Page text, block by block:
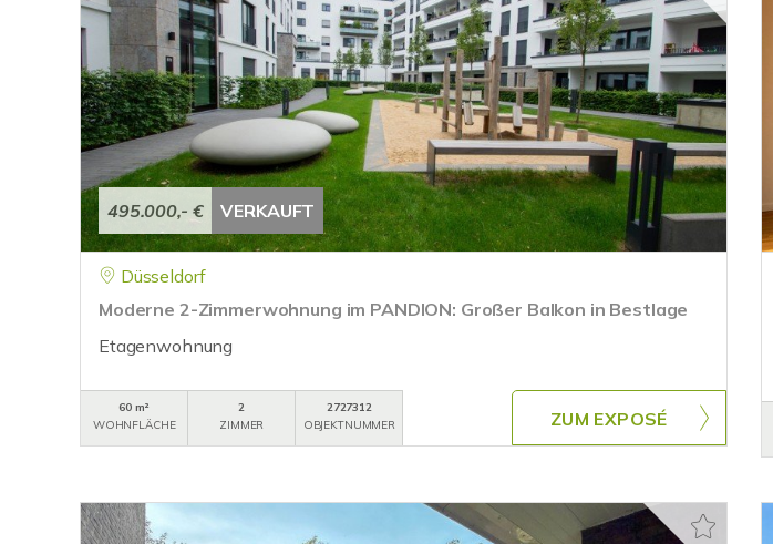
495.000,- € VERKAUFT
Düsseldorf
Moderne 2-Zimmerwohnung im PANDION: Großer Balkon in Bestlage
Etagenwohnung
60 m²
WOHNFLÄCHE
2
ZIMMER
2727312
OBJEKTNUMMER
ZUM EXPOSÉ